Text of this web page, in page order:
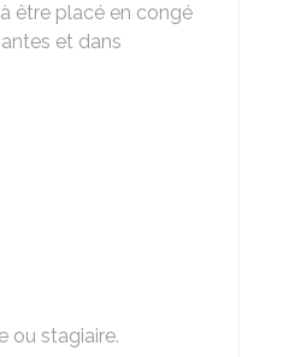
être placé en congé
et dans
ou stagiaire.